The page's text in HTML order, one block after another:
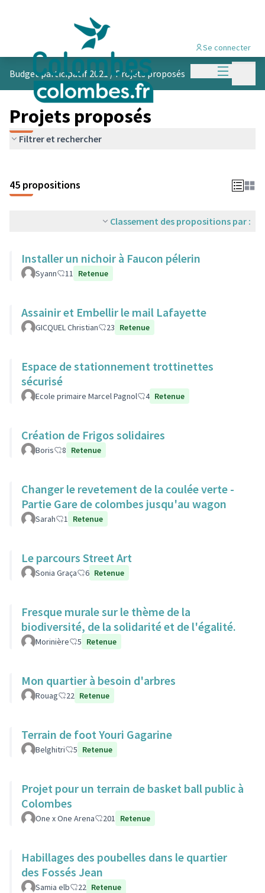
Menu
Se connecter
Budget participatif 2021 /Projets proposés
Projets proposés
Filtrer et rechercher
45 propositions
Classement des propositions par :
Installer un nichoir à Faucon pélerin
Syann 11 Retenue
Assainir et Embellir le mail Lafayette
GICQUEL Christian 23 Retenue
Espace de stationnement trottinettes
sécurisé
Ecole primaire Marcel Pagnol 4 Retenue
Création de Frigos solidaires
Boris 8 Retenue
Changer le revetement de la coulée verte -
Partie Gare de colombes jusqu'au wagon
Sarah 1 Retenue
Le parcours Street Art
Sonia Graça 6 Retenue
Fresque murale sur le thème de la
biodiversité, de la solidarité et de l'égalité.
Morinière 5 Retenue
Mon quartier à besoin d'arbres
Rouag 22 Retenue
Terrain de foot Youri Gagarine
Belghitri 5 Retenue
Projet pour un terrain de basket ball public à
Colombes
One x One Arena 201 Retenue
Habillages des poubelles dans le quartier
des Fossés Jean
Samia elb 22 Retenue